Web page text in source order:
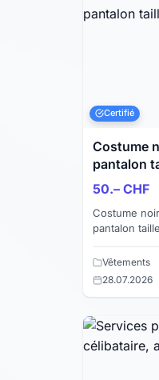
Certifié
Costume
pantalon
50.– CHF
Costume noir Marque: Manor veste taille 44
pantalon taille 40 idéal travail
semaine Je vends également une chemise en
soie blan...
Vêtements
28.07.2026